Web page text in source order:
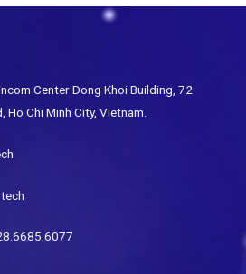
Center Dong Khoi Building, 72
Ho Chi Minh City, Vietnam.